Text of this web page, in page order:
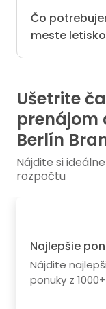
Čo
meste
Ušetrite
prenájom
Berlín
Nájdite si
rozpočtu
Najlepšie
Nájdite
ponuky z